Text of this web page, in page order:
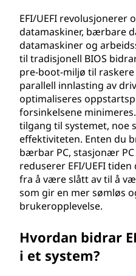
EFI/UEFI revolusjonerer
datamaskiner, bærbare
datamaskiner og
til tradisjonell BIOS
pre-boot-miljø til
parallell innlasting av
optimaliseres
forsinkelsene
tilgang til systemet, noe
effektiviteten. Enten du
bærbar PC, stasjonær
reduserer EFI/UEFI
fra å være slått av til å
som gir en mer sømløs
brukeropplevelse.
Hvordan bidrar
i et system?